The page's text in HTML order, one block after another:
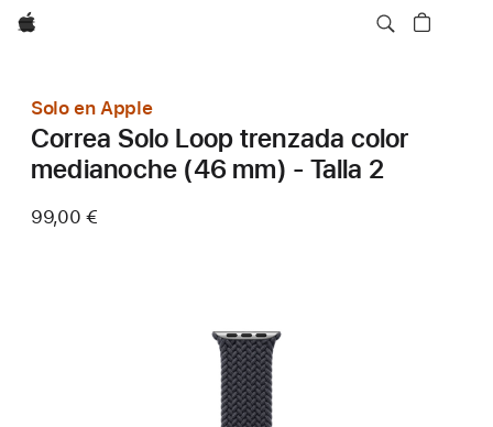
Apple
Solo en Apple
Correa Solo Loop trenzada color
medianoche (46 mm) - Talla 2
99,00 €